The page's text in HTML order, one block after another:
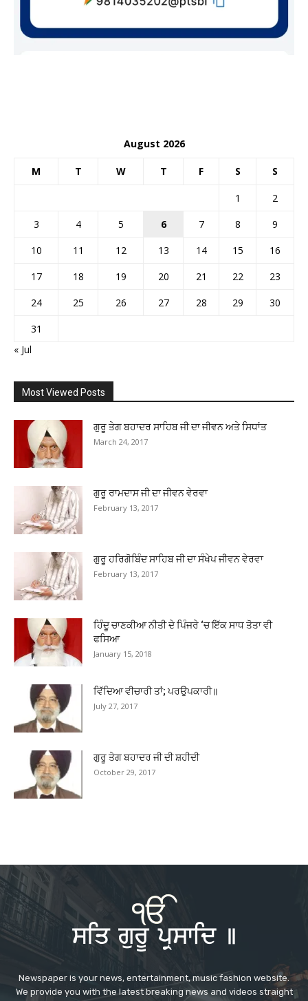
August 2026
M T W T F S S
1
2
3
4 5 6 7 8
9
10
11 12 13 14 15
16
17
18 19 20 21 22
23
24
25 26 27 28 29
30
31
« Jul
Most Viewed Posts
ਗੁਰੂ ਤੇਗ ਬਹਾਦਰ ਸਾਹਿਬ ਜੀ ਦਾ ਜੀਵਨ ਅਤੇ ਸਿਧਾਂਤ
March 24, 2017
ਗੁਰੂ ਰਾਮਦਾਸ ਜੀ ਦਾ ਜੀਵਨ ਵੇਰਵਾ
February 13, 2017
ਗੁਰੂ ਹਰਿਗੋਬਿੰਦ ਸਾਹਿਬ ਜੀ ਦਾ ਸੰਖੇਪ ਜੀਵਨ ਵੇਰਵਾ
February 13, 2017
ਹਿੰਦੂ ਚਾਣਕੀਆ ਨੀਤੀ ਦੇ ਪਿੰਜਰੇ ‘ਚ ਇੱਕ ਸਾਧ ਤੋਤਾ ਵੀ
ਫਸਿਆ
January 15, 2018
ਵਿੱਦਿਆ ਵੀਚਾਰੀ ਤਾਂ; ਪਰਉਪਕਾਰੀ॥
July 27, 2017
ਗੁਰੂ ਤੇਗ ਬਹਾਦਰ ਜੀ ਦੀ ਸ਼ਹੀਦੀ
October 29, 2017
Newspaper is your news, entertainment, music fashion website.
We provide you with the latest breaking news and videos straight